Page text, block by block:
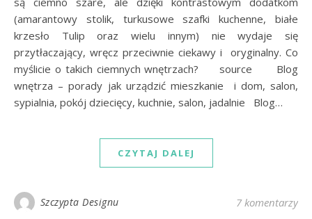
(amarantowy stolik, turkusowe szafki kuchenne, białe
krzesło Tulip oraz wielu innym) nie wydaje się
przytłaczający, wręcz przeciwnie ciekawy i oryginalny. Co
myślicie o takich ciemnych wnętrzach? source Blog
wnętrza – porady jak urządzić mieszkanie i dom, salon,
sypialnia, pokój dziecięcy, kuchnie, salon, jadalnie Blog…
CZYTAJ DALEJ
Szczypta Designu 7 komentarzy